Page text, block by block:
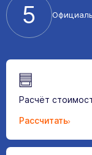
5
Расчёт
Рассчитать